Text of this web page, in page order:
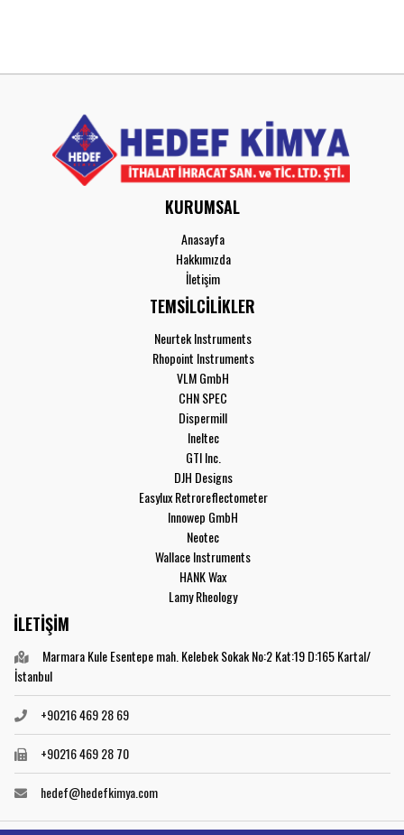
KURUMSAL
Anasayfa
Hakkımızda
İletişim
TEMSİLCİLİKLER
Neurtek Instruments
Rhopoint Instruments
VLM GmbH
CHN SPEC
Dispermill
Ineltec
GTI Inc.
DJH Designs
Easylux Retroreflectometer
Innowep GmbH
Neotec
Wallace Instruments
HANK Wax
Lamy Rheology
İLETİŞİM
Marmara Kule Esentepe mah. Kelebek Sokak No:2 Kat:19 D:165 Kartal/
İstanbul
+90216 469 28 69
+90216 469 28 70
hedef@hedefkimya.com